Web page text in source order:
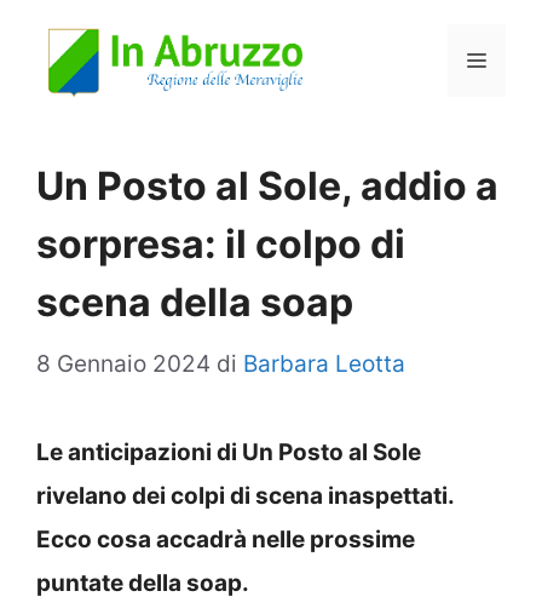
Menu
Un Posto al Sole, addio a
sorpresa: il colpo di
scena della soap
8 Gennaio 2024 di Barbara Leotta
Le anticipazioni di Un Posto al Sole
rivelano dei colpi di scena inaspettati.
Ecco cosa accadrà nelle prossime
puntate della soap.